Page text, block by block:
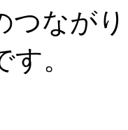
なが
。